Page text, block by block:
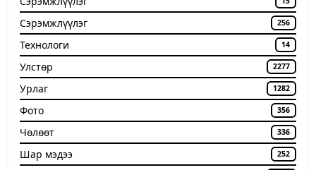
Сэрэмжлүүлэг 256
Технологи 14
Улстөр 2277
Урлаг 1282
Фото 356
Чѳлѳѳт 336
Шар мэдээ 252